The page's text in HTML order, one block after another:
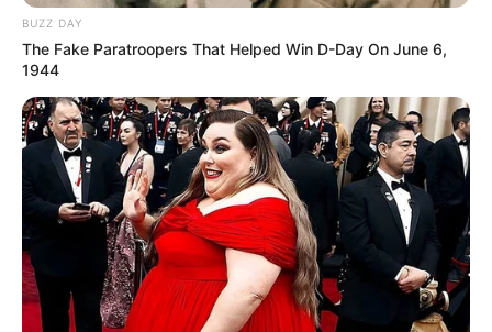
BUZZ DAY
The Fake Paratroopers That Helped Win D-Day On June 6,
1944